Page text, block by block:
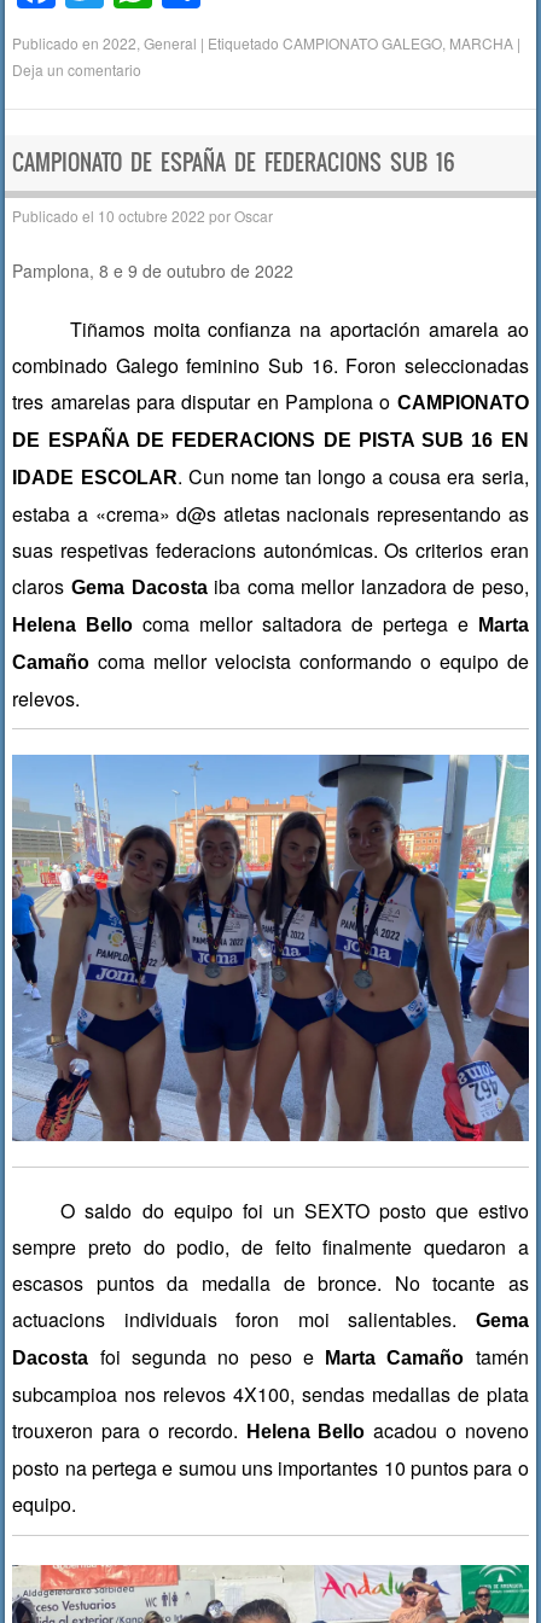
a
c
e
b
o
o
k
wi
tt
er
h
at
s
A
p
p
o
m
p
ar
tir
Publicado en2022 ,General | EtiquetadoCAMPIONATO GALEGO MARCHA |
Deja un comentario
CAMPIONATO DE ESPAÑA DE FEDERACIONS SUB 16
Publicado el 10 octubre 2022 porOscar
Pamplona, 8 e 9 de outubro de 2022
Tiñamos moita confianza na aportación amarela ao
combinado Galego feminino Sub 16. Foron seleccionadas
tres amarelas para disputar en Pamplona o CAMPIONATO
DE ESPAÑA DE FEDERACIONS DE PISTA SUB 16 EN
IDADE ESCOLAR. Cun nome tan longo a cousa era seria,
estaba a «crema» d@s atletas nacionais representando as
suas respetivas federacions autonómicas. Os criterios eran
claros Gema Dacostaiba coma mellor lanzadora de peso,
Helena Bello coma mellor saltadora de pertega e
Marta
Camañocoma mellor velocista conformando o equipo de
relevos.
O saldo do equipo foi un SEXTO posto que estivo
sempre preto do podio, de feito finalmente quedaron a
escasos puntos da medalla de bronce. No tocante as
actuacions individuais foron moi salientables.
Gema
Dacosta foi segunda no peso e Marta Camaño tamén
subcampioa nos relevos 4X100, sendas medallas de plata
trouxeron para o recordo.
Helena Bello acadou o noveno
posto na pertega e sumou uns importantes 10 puntos para o
equipo.